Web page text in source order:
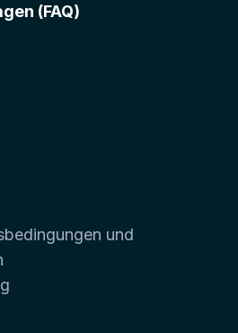
(FAQ)
und